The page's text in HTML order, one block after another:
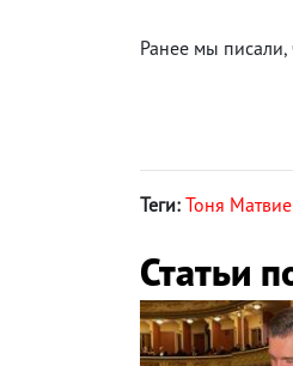
Ранее мы писали,
Теги: Тоня
Статьи